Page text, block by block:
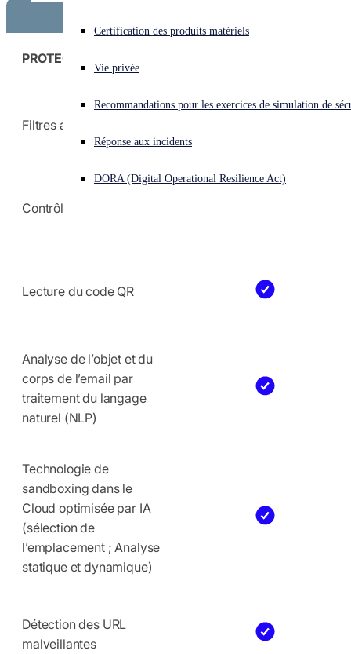
Vous subissez une cyberattaque ? Obtenez une aide immédiate.
Open language switcher
Certification des produits matériels
Vie privée
Recommandations pour les exercices de simulation de
Réponse aux incidents
DORA (Digital Operational Resilience Act)
Obtenir nos prix
PROTECTION DES MESSAGERIES
Filtres antispam
Contrôle antimalware
Lecture du code QR
Analyse de l’objet et du
corps de l’email par
traitement du langage
naturel (NLP)
Technologie de
sandboxing dans le
Cloud optimisée par IA
(sélection de
l’emplacement ; Analyse
statique et dynamique)
Détection des URL
malveillantes